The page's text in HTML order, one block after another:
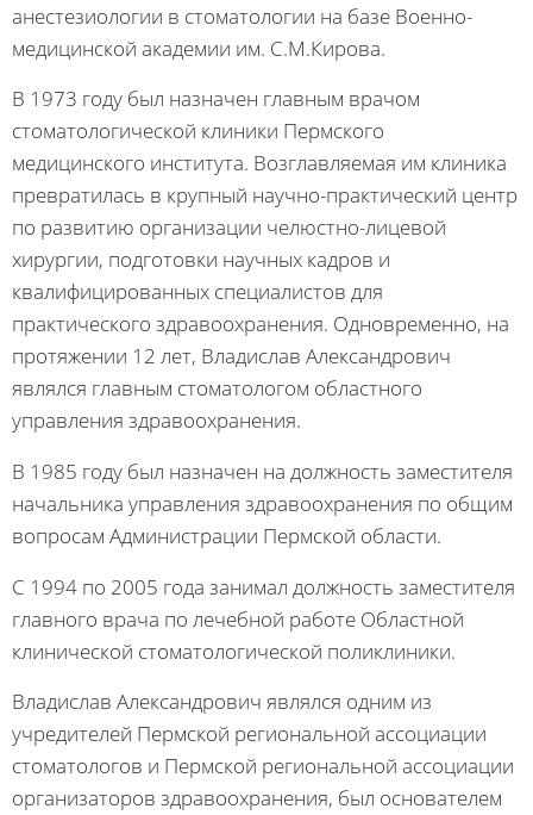
анестезиологии в стоматологии на базе Военно-
медицинской академии им. С.М.Кирова.
В 1973 году был назначен главным врачом
стоматологической клиники Пермского
медицинского института. Возглавляемая им клиника
превратилась в крупный научно-практический центр
по развитию организации челюстно-лицевой
хирургии, подготовки научных кадров и
квалифицированных специалистов для
практического здравоохранения. Одновременно, на
протяжении 12 лет, Владислав Александрович
являлся главным стоматологом областного
управления здравоохранения.
В 1985 году был назначен на должность заместителя
начальника управления здравоохранения по общим
вопросам Администрации Пермской области.
С 1994 по 2005 года занимал должность заместителя
главного врача по лечебной работе Областной
клинической стоматологической поликлиники.
Владислав Александрович являлся одним из
учредителей Пермской региональной ассоциации
стоматологов и Пермской региональной ассоциации
организаторов здравоохранения, был основателем